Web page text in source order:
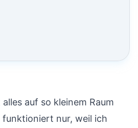
auf so kleinem Raum
nur, weil ich